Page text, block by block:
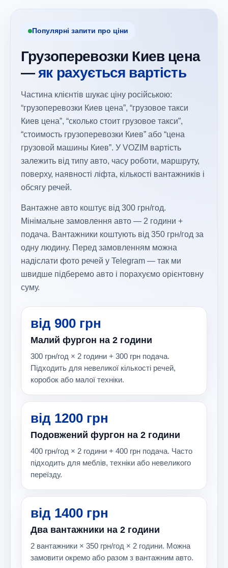
Популярні запити про ціни
Грузоперевозки Киев цена
—як рахується вартість
Частина клієнтів шукає ціну російською:
“грузоперевозки Киев цена”, “грузовое такси
Киев цена”, “сколько стоит грузовое такси”,
“стоимость грузоперевозки Киев” або “цена
грузовой машины Киев”. У VOZIM вартість
залежить від типу авто, часу роботи, маршруту,
поверху, наявності ліфта, кількості вантажників і
обсягу речей.
Вантажне авто коштує від 300 грн/год.
Мінімальне замовлення авто — 2 години +
подача. Вантажники коштують від 350 грн/год за
одну людину. Перед замовленням можна
надіслати фото речей у Telegram — так ми
швидше підберемо авто і порахуємо орієнтовну
суму.
від 900 грн
Малий фургон на 2 години
300 грн/год × 2 години + 300 грн подача.
Підходить для невеликої кількості речей,
коробок або малої техніки.
від 1200 грн
Подовжений фургон на 2 години
400 грн/год × 2 години + 400 грн подача. Часто
підходить для меблів, техніки або невеликого
переїзду.
від 1400 грн
Два вантажники на 2 години
2 вантажники × 350 грн/год × 2 години. Можна
замовити окремо або разом з вантажним авто.